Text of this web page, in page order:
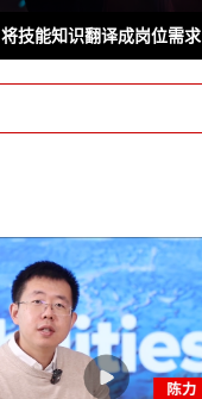
将技能知识翻译成岗位需求